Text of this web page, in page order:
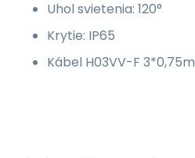
Uhol svietenia: 120°
Krytie: IP65
Kábel H03VV-F